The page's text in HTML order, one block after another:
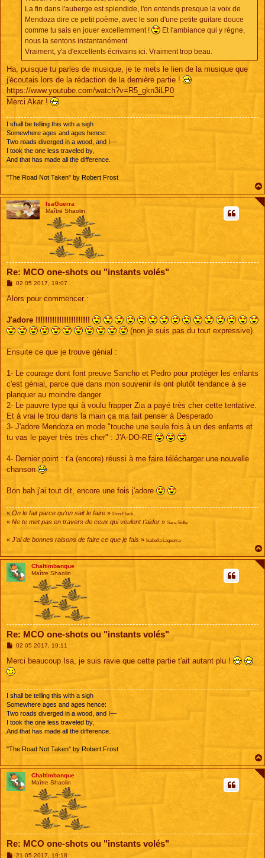
La fin dans l'auberge est splendide, l'on entends presque la voix de
Mendoza dire ce petit poème, avec le son d'une petite guitare douce
comme tu sais en jouer excellemment !
Et l'ambiance qui y règne,
nous la sentons instantanément.
Vraiment, y'a d'excellents écrivains ici. Vraiment trop beau.
Ha, puisque tu parles de musique, je te mets le lien de la musique que
j'écoutais lors de la rédaction de la dernière partie !
https://www.youtube.com/watch?v=R5_gkn3iLP0
Merci Akar !
I shall be telling this with a sigh
Somewhere ages and ages hence:
Two roads diverged in a wood, and I—
I took the one less traveled by,
And that has made all the difference.
"The Road Not Taken" by Robert Frost
IsaGuerra
Maître Shaolin
Re: MCO one-shots ou "instants volés"
M
s
g
02 05 2017, 19:07
Alors pour commencer :
J'adore !!!!!!!!!!!!!!!!!!!!!!!
(non je suis pas du tout expressive)
Ensuite ce que je trouve génial :
1- Le courage dont font preuve Sancho et Pedro pour protéger les enfants
c'est génial, parce que dans mon souvenir ils ont plutôt tendance à se
planquer au moindre danger
2- Le pauvre type qui à voulu frapper Zia a payé très cher cette tentative.
Et à vrai le trou dans la main ça ma fait penser à Desperado
3- J'adore Mendoza en mode "touche une seule fois à un des enfants et
tu vas le payer très très cher" : J'A-DO-RE
4- Dernier point : t'a (encore) réussi à me faire télécharger une nouvelle
chanson
Bon bah j'ai tout dit, encore une fois j'adore
«On le fait parce qu'on sait le faire » Don Flack
« Ne te met pas en travers de ceux qui veulent t'aider » Sara Sidle
« J'ai de bonnes raisons de faire ce que je fais » Isabella Laguerra
Chaltimbanque
Maître Shaolin
Re: MCO one-shots ou "instants volés"
M
s
s
a
02 05 2017, 19:11
Merci beaucoup Isa, je suis ravie que cette partie t'ait autant plu !
I shall be telling this with a sigh
Somewhere ages and ages hence:
Two roads diverged in a wood, and I—
I took the one less traveled by,
And that has made all the difference.
"The Road Not Taken" by Robert Frost
Chaltimbanque
Maître Shaolin
Re: MCO one-shots ou "instants volés"
M21 05 2017, 19:18